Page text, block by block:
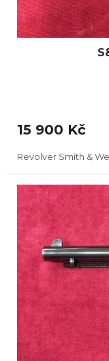
15 900 Kč
Revolver Smith &